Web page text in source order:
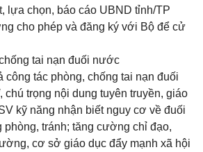
lựa chọn, báo cáo UBND tỉnh/TP
cho phép và đăng ký với Bộ để cử
tai nạn đuối nước
công tác phòng, chống tai nạn đuối
chú trọng nội dung tuyên truyền, giáo
kỹ năng nhận biết nguy cơ về đuối
phòng, tránh; tăng cường chỉ đạo,
cơ sở giáo dục đẩy mạnh xã hội